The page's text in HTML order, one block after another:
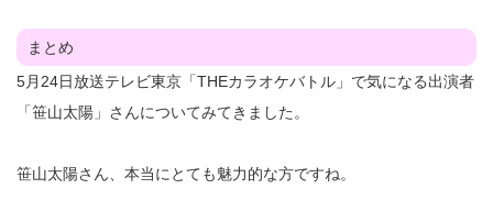
まとめ
5月24日放送テレビ東京「THEカラオケバトル」で気になる出演者
「笹山太陽」さんについてみてきました。
笹山太陽さん、本当にとても魅力的な方ですね。